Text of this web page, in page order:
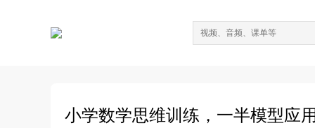
小学数学思维训练，一半模型应